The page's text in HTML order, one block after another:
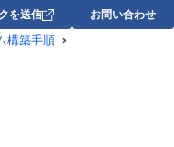
を送信 お問い合わせ
構築手順